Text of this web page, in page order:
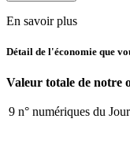
En savoir plus
Détail de l'économie que
Valeur totale de notre
9 n° numériques du